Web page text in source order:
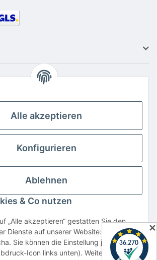
an Netzteilen und Ladegeräten
Vertrag widerrufen
USt., zzgl.Versand
u. Bezeichnungen sind eingetragene Warenzeichen
Alle akzeptieren
Konfigurieren
Ablehnen
& Co nutzen
„Alle akzeptieren“ gestatten Sie den
Dienste auf unserer Website: YouTube,
Sie können die Einstellung jederzeit
Icon links unten). Weitere Details
✕